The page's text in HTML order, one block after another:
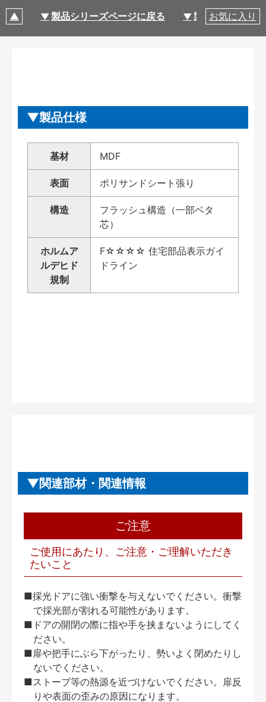
製品シリーズページに戻る 製品仕様
お気に入り
製品仕様
基材 MDF
表面 ポリサンドシート張り
構造
フラッシュ構造（一部ベタ
芯）
ホルムア
ルデヒド
規制
F☆☆☆☆ 住宅部品表示ガイ
ドライン
関連部材・関連情報
ご注意
ご使用にあたり、ご注意・ご理解いただき
たいこと
■採光ドアに強い衝撃を与えないでください。衝撃
で採光部が割れる可能性があります。
■ドアの開閉の際に指や手を挟まないようにしてく
ださい。
■扉や把手にぶら下がったり、勢いよく閉めたりし
ないでください。
■ストーブ等の熱源を近づけないでください。扉反
りや表面の歪みの原因になります。